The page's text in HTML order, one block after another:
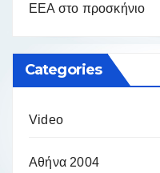
ΕΕΑ στο προσκήνιο
Categories
Video
Αθήνα 2004